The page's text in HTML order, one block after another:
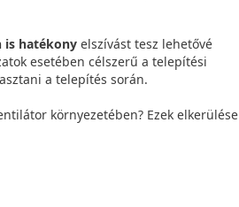
is hatékony elszívást tesz lehetővé
esetében célszerű a telepítési
a telepítés során.
környezetében? Ezek elkerülése